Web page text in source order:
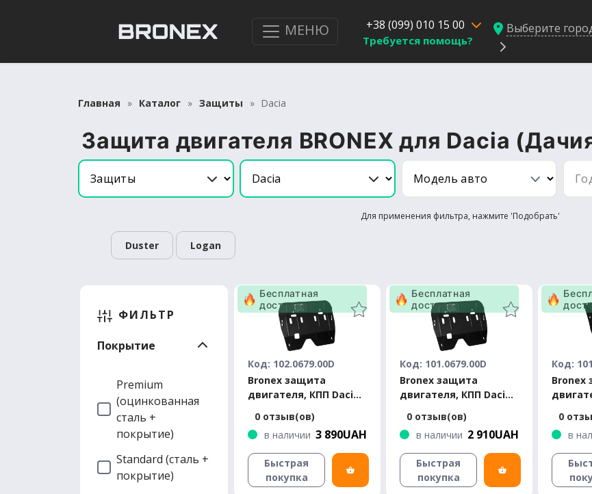
МЕНЮ +38 (099) 010 15 00
Требуется помощь?
Выберите
Главная Каталог Защиты Dacia
Защита двигателя BRONEX для Dacia
Для применения фильтра, нажмите 'Подобрать'
Duster Logan
ФИЛЬТР
Покрытие
Premium
(оцинкованная
сталь +
покрытие)
Standard (сталь +
покрытие)
Код: 102.0679.00D
Bronex защита
двигателя, КПП Dacia
0 отзыв(ов)
в наличии 3 890UAH
Бесплатная
доставка
Быстрая
покупка
Код: 101.0679.00D
Bronex защита
двигателя, КПП Dacia
0 отзыв(ов)
в наличии 2 910UAH
Бесплатная
доставка
Быстрая
покупка
Код:
Bronex
Logan
0
в